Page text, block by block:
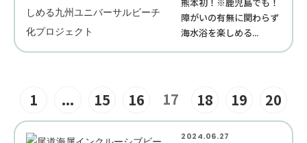
障がいの有無に関わらず
海水浴を楽しめる...
1 ... 15 16 17 18 19 20
2024.06.27